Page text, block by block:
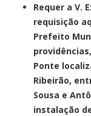
Requer a V.
requisição
Prefeito
Ponte
Ribeirão,
Sousa e
instalação